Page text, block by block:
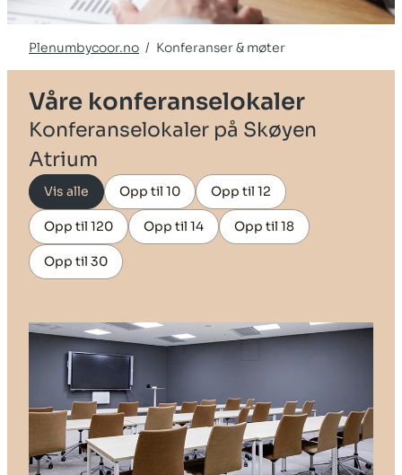
Plenumbycoor.no Konferanser & møter
Våre konferanselokaler
53655
Konferanselokaler på Skøyen
Atrium
Vis alle Opp til 10 Opp til 12
Opp til 120 Opp til 14 Opp til 18
Opp til 30